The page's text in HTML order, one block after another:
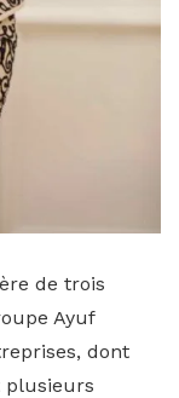
de trois
Ayuf
dont
plusieurs